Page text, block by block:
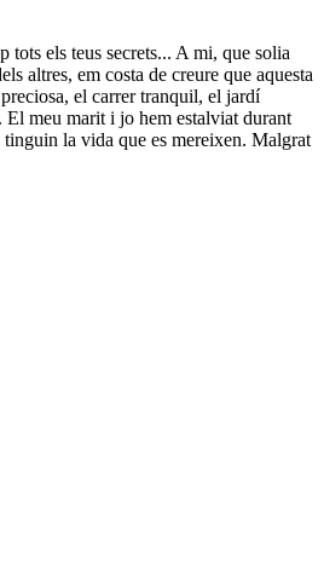
tots els teus secrets... A mi, que solia
altres, em costa de creure que aquesta
el carrer tranquil, el jardí
El meu marit i jo hem estalviat durant
la vida que es mereixen. Malgrat